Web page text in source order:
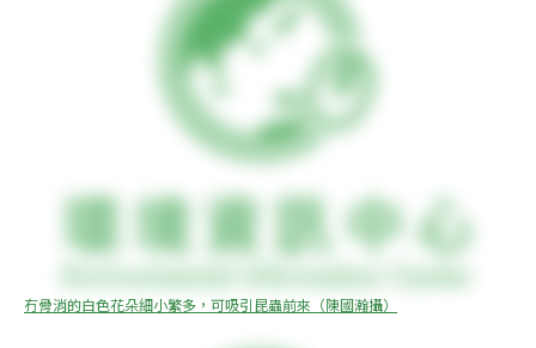
冇骨消的白色花朵細小繁多，可吸引昆蟲前來（陳國瀚攝）